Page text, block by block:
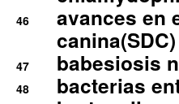
46
avances en
canina(SDC)
47 babesiosis
48 bacterias